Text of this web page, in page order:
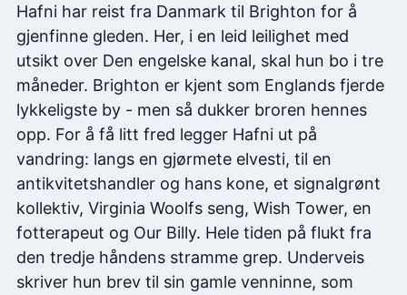
Hafni har reist fra Danmark til Brighton for å
gjenfinne gleden. Her, i en leid leilighet med
utsikt over Den engelske kanal, skal hun bo i tre
måneder. Brighton er kjent som Englands fjerde
lykkeligste by - men så dukker broren hennes
opp. For å få litt fred legger Hafni ut på
vandring: langs en gjørmete elvesti, til en
antikvitetshandler og hans kone, et signalgrønt
kollektiv, Virginia Woolfs seng, Wish Tower, en
fotterapeut og Our Billy. Hele tiden på flukt fra
den tredje håndens stramme grep. Underveis
skriver hun brev til sin gamle venninne, som